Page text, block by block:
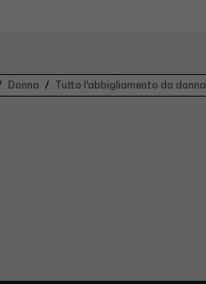
Donna Tutto l’abbigliamento da donna